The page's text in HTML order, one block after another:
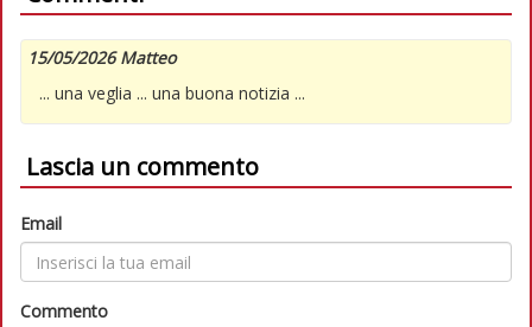
15/05/2026 Matteo
... una veglia ... una buona notizia ...
Lascia un commento
Email
Commento